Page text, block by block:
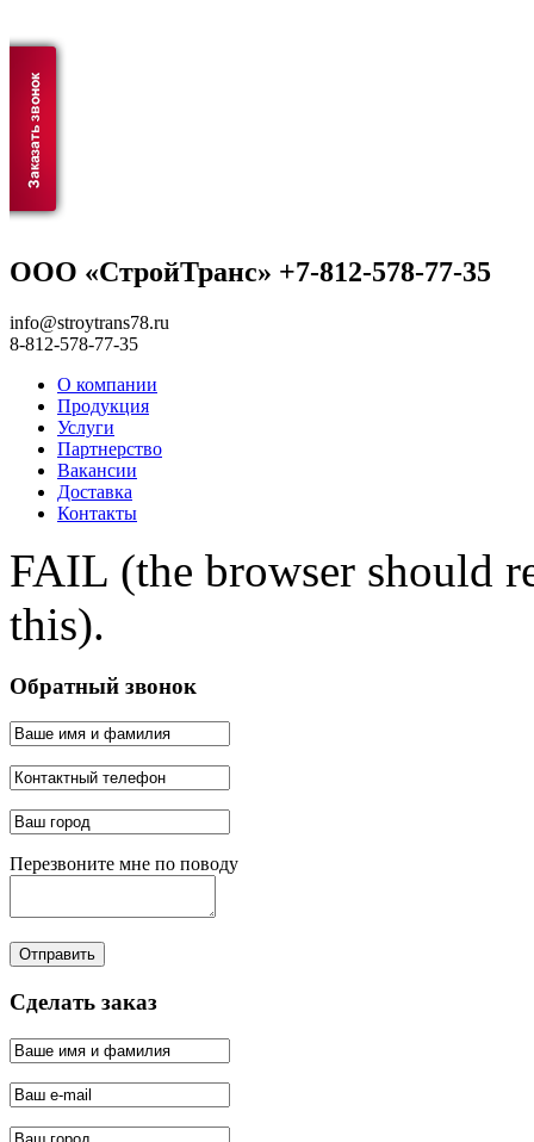
ООО «СтройТранс» +7-812-578-77-35
info@stroytrans78.ru
8-812-578-77-35
О компании
Продукция
Услуги
Партнерство
Вакансии
Доставка
Контакты
FAIL (the browser should
this).
Обратный звонок
Перезвоните мне по поводу
Отправить
Сделать заказ